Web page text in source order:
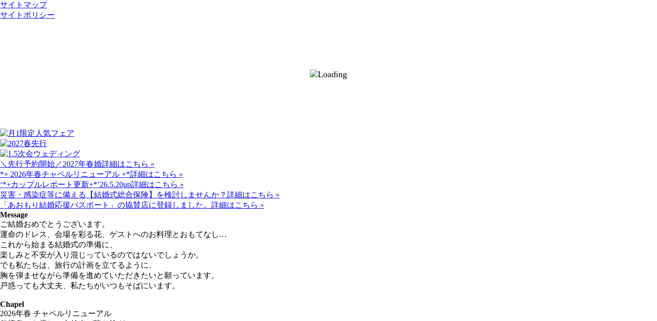
サイトマップ
サイトポリシー
＼先行予約開始／2027年春婚詳細はこちら »
*+ 2026年春チャペルリニューアル +*詳細はこちら »
‘*+カップルレポート更新+*’26.5.20up詳細はこちら »
災害・感染症等に備える【結婚式総合保険】を検討しませんか？ 詳細はこちら »
「あおもり結婚応援パスポート」の協賛店に登録しました。 詳細はこちら »
Message
ご結婚おめでとうございます。
運命のドレス、会場を彩る花、ゲストへのお料理とおもてなし…
これから始まる結婚式の準備に、
楽しみと不安が入り混じっているのではないでしょうか。
でも私たちは、旅行の計画を立てるように、
胸を弾ませながら準備を進めていただきたいと願っています。
戸惑っても大丈夫、私たちがいつもそばにいます。
Chapel
2026年春 チャペルリニューアル